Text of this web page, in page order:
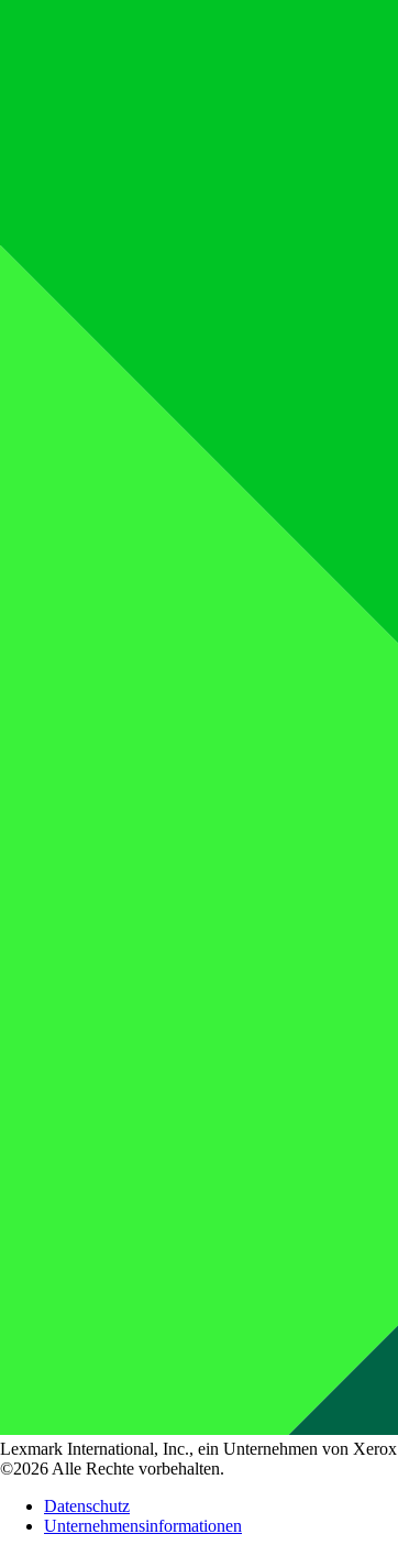
Lexmark International, Inc., ein Unternehmen von Xerox
©2026 Alle Rechte vorbehalten.
Datenschutz
Unternehmensinformationen